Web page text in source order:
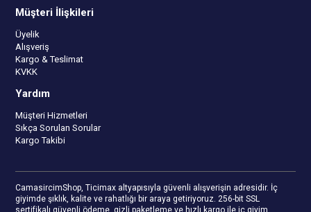
Müşteri İlişkileri
Üyelik
Alışveriş
Kargo & Teslimat
KVKK
Yardım
Müşteri Hizmetleri
Sıkça Sorulan Sorular
Kargo Takibi
CamasircimShop, Ticimax altyapısıyla güvenli alışverişin adresidir. İç
giyimde şıklık, kalite ve rahatlığı bir araya getiriyoruz. 256-bit SSL
sertifikalı güvenli ödeme, gizli paketleme ve hızlı kargo ile iç giyim